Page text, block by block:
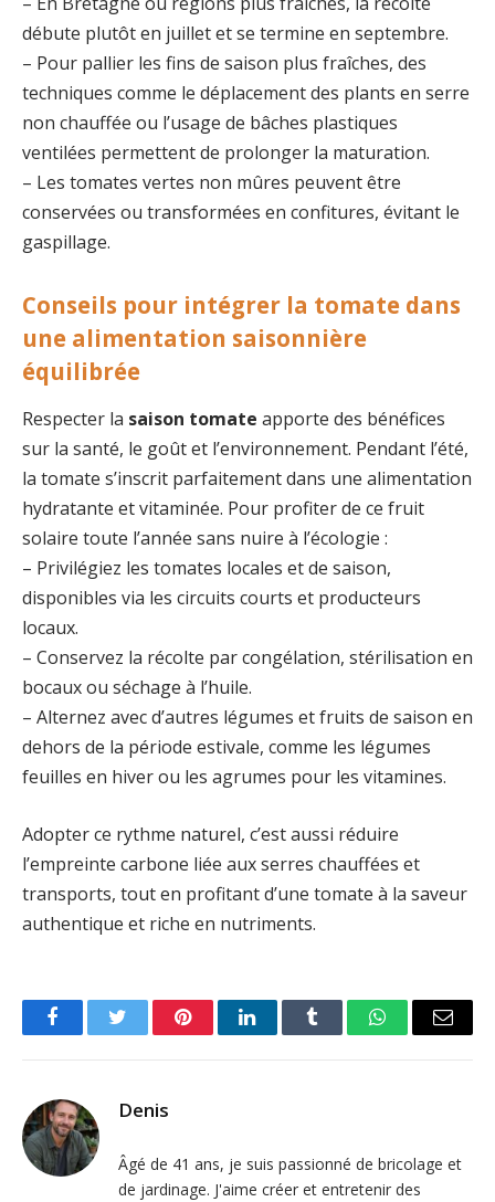
débute plutôt en juillet et se termine en septembre.
– Pour pallier les fins de saison plus fraîches, des
techniques comme le déplacement des plants en serre
non chauffée ou l’usage de bâches plastiques
ventilées permettent de prolonger la maturation.
– Les tomates vertes non mûres peuvent être
conservées ou transformées en confitures, évitant le
gaspillage.
Conseils pour intégrer la tomate dans
une alimentation saisonnière
équilibrée
Respecter la saison tomate apporte des bénéfices
sur la santé, le goût et l’environnement. Pendant l’été,
la tomate s’inscrit parfaitement dans une alimentation
hydratante et vitaminée. Pour profiter de ce fruit
solaire toute l’année sans nuire à l’écologie :
– Privilégiez les tomates locales et de saison,
disponibles via les circuits courts et producteurs
locaux.
– Conservez la récolte par congélation, stérilisation en
bocaux ou séchage à l’huile.
– Alternez avec d’autres légumes et fruits de saison en
dehors de la période estivale, comme les légumes
feuilles en hiver ou les agrumes pour les vitamines.
Adopter ce rythme naturel, c’est aussi réduire
l’empreinte carbone liée aux serres chauffées et
transports, tout en profitant d’une tomate à la saveur
authentique et riche en nutriments.
FacebookTwitter PinterestLinkedInTumblr WhatsAppEmail
Denis
Âgé de 41 ans, je suis passionné de bricolage et
de jardinage. J'aime créer et entretenir des